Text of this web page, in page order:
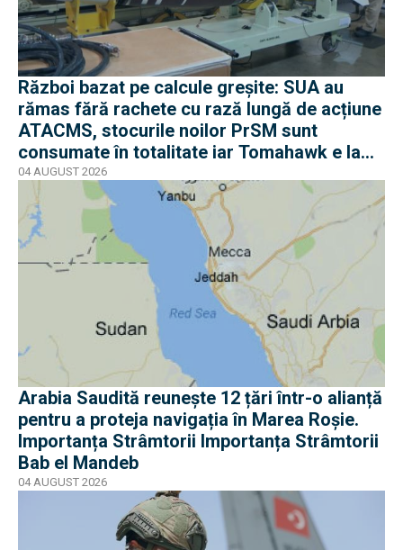
Război bazat pe calcule greșite: SUA au
rămas fără rachete cu rază lungă de acțiune
ATACMS, stocurile noilor PrSM sunt
consumate în totalitate iar Tomahawk e la
jumătate
04 AUGUST 2026
Arabia Saudită reunește 12 țări într-o alianță
pentru a proteja navigația în Marea Roșie.
Importanța Strâmtorii Importanța Strâmtorii
Bab el Mandeb
04 AUGUST 2026